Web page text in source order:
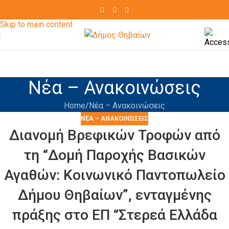
Skip to main content
Νέα – Ανακοινώσεις
Home Νέα – Ανακοινώσεις
ΝΈΑ – ΑΝΑΚΟΙΝΏΣΕΙΣ
Διανομή Βρεφικών Τροφών από
τη “Δομή Παροχής Βασικών
Αγαθών: Κοινωνικό Παντοπωλείο
Δήμου Θηβαίων”, ενταγμένης
πράξης στο ΕΠ “Στερεά Ελλάδα